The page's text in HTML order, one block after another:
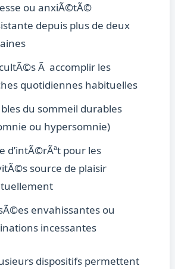
ou anxiÃ©tÃ©
depuis plus de deux
Ã accomplir les
quotidiennes habituelles
du sommeil durables
ou hypersomnie)
d’intÃ©rÃªt pour les
source de plaisir
envahissantes ou
incessantes
dispositifs permettent